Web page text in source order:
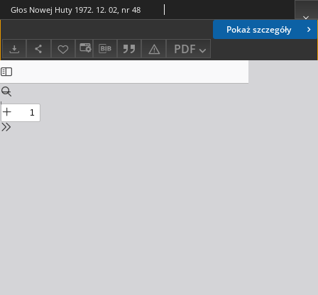
Pokaż szczegóły
PDF
Głos Nowej Huty 1972. 12. 02, nr 48